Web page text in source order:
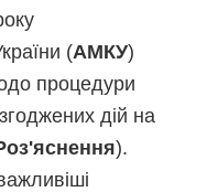
(АМКУ)
процедури
дій на
).